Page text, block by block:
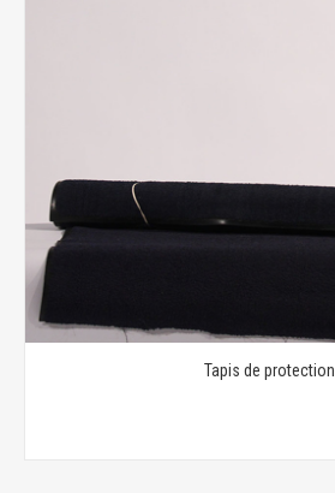
Tapis de protection